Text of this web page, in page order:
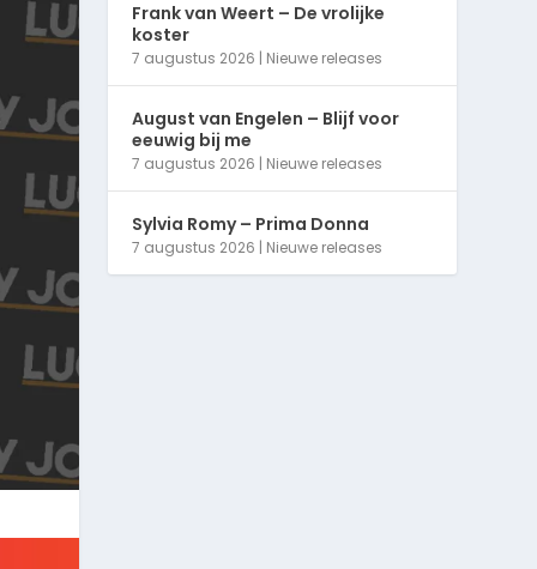
Frank van Weert – De vrolijke
koster
7 augustus 2026 | Nieuwe releases
August van Engelen – Blijf voor
eeuwig bij me
7 augustus 2026 | Nieuwe releases
Sylvia Romy – Prima Donna
7 augustus 2026 | Nieuwe releases